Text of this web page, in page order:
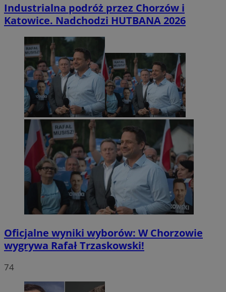
Industrialna podróż przez Chorzów i
Katowice. Nadchodzi HUTBANA 2026
Oficjalne wyniki wyborów: W Chorzowie
wygrywa Rafał Trzaskowski!
74